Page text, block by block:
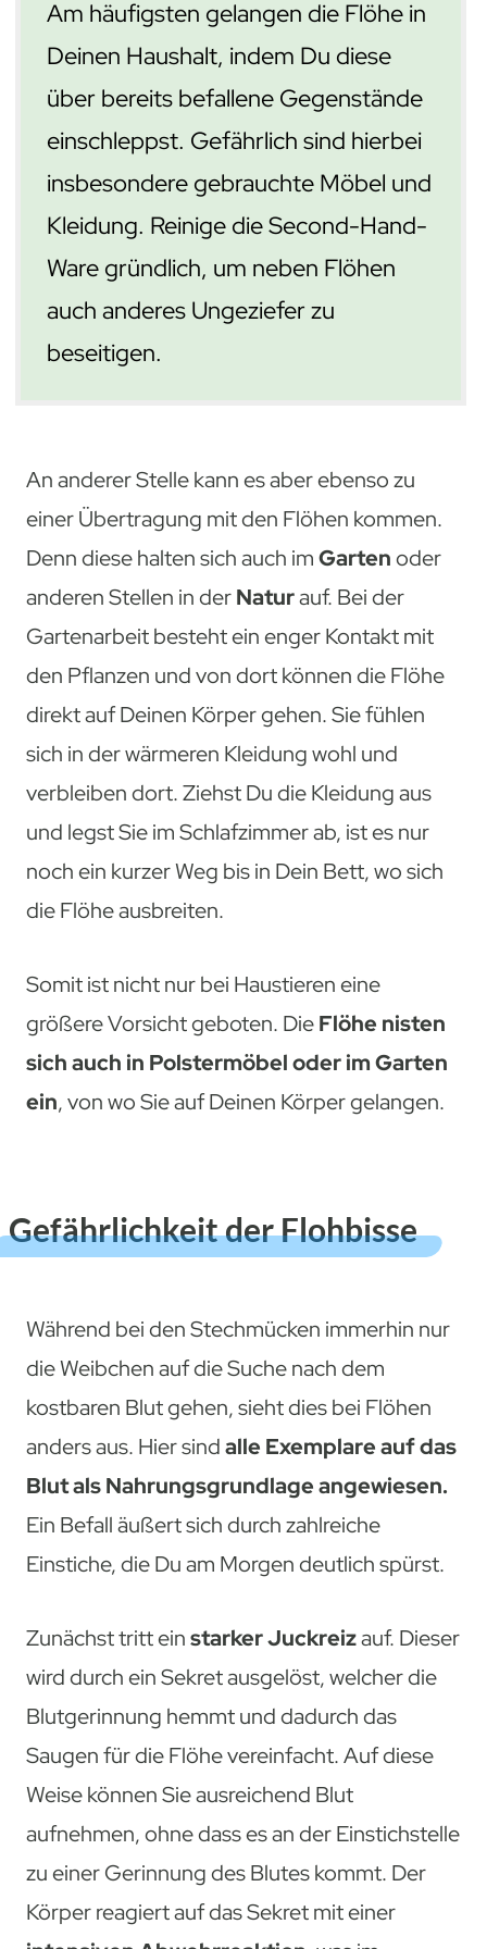
Am häufigsten gelangen die Flöhe in
Deinen Haushalt, indem Du diese
über bereits befallene Gegenstände
einschleppst. Gefährlich sind hierbei
insbesondere gebrauchte Möbel und
Kleidung. Reinige die Second-Hand-
Ware gründlich, um neben Flöhen
auch anderes Ungeziefer zu
beseitigen.
An anderer Stelle kann es aber ebenso zu
einer Übertragung mit den Flöhen kommen.
Denn diese halten sich auch imGartenoder
anderen Stellen in derNaturauf. Bei der
Gartenarbeit besteht ein enger Kontakt mit
den Pflanzen und von dort können die Flöhe
direkt auf Deinen Körper gehen. Sie fühlen
sich in der wärmeren Kleidung wohl und
verbleiben dort. Ziehst Du die Kleidung aus
und legst Sie im Schlafzimmer ab, ist es nur
noch ein kurzer Weg bis in Dein Bett, wo sich
die Flöhe ausbreiten.
Somit ist nicht nur bei Haustieren eine
größere Vorsicht geboten. DieFlöhe nisten
sich auch in Polstermöbel oder im Garten
ein, von wo Sie auf Deinen Körper gelangen.
Gefährlichkeit der Flohbisse
Während bei den Stechmücken immerhin nur
die Weibchen auf die Suche nach dem
kostbaren Blut gehen, sieht dies bei Flöhen
anders aus. Hier sindalle Exemplare auf das
Blut als Nahrungsgrundlage angewiesen.
Ein Befall äußert sich durch zahlreiche
Einstiche, die Du am Morgen deutlich spürst.
Zunächst tritt einstarker Juckreizauf. Dieser
wird durch ein Sekret ausgelöst, welcher die
Blutgerinnung hemmt und dadurch das
Saugen für die Flöhe vereinfacht. Auf diese
Weise können Sie ausreichend Blut
aufnehmen, ohne dass es an der Einstichstelle
zu einer Gerinnung des Blutes kommt. Der
Körper reagiert auf das Sekret mit einer